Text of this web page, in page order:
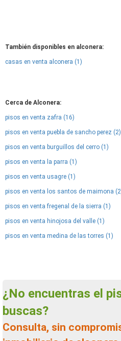
También disponibles en alconera:
casas en venta alconera (1)
Cerca de Alconera:
pisos en venta zafra (16)
pisos en venta puebla de sancho perez (2)
pisos en venta burguillos del cerro (1)
pisos en venta la parra (1)
pisos en venta usagre (1)
pisos en venta los santos de maimona
pisos en venta fregenal de la sierra (1)
pisos en venta hinojosa del valle (1)
pisos en venta medina de las torres (1)
¿No encuentras el piso en venta que
buscas?
Consulta, sin compromiso, a un agente